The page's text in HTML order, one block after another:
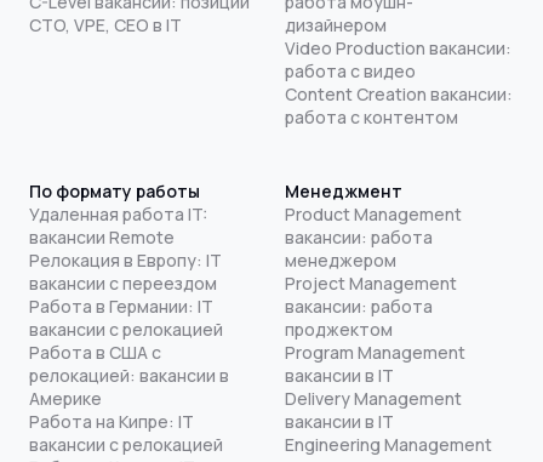
CTO, VPE, CEO в IT
дизайнером
Video Production вакансии:
работа с видео
Content Creation вакансии:
работа с контентом
По формату работы
Удаленная работа IT:
вакансии Remote
Релокация в Европу: IT
вакансии с переездом
Работа в Германии: IT
вакансии с релокацией
Работа в США с
релокацией: вакансии в
Америке
Работа на Кипре: IT
вакансии с релокацией
Менеджмент
Product Management
вакансии: работа
менеджером
Project Management
вакансии: работа
проджектом
Program Management
вакансии в IT
Delivery Management
вакансии в IT
Engineering Management